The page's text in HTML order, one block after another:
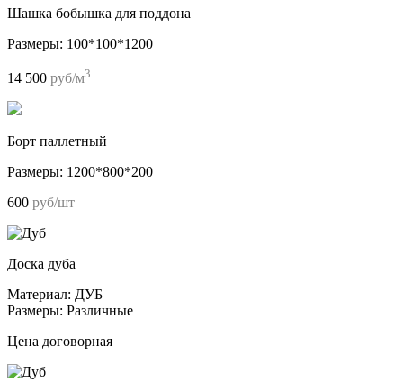
Шашка бобышка для поддона
Размеры: 100*100*1200
14 500 руб/м3
Борт паллетный
Размеры: 1200*800*200
600 руб/шт
Доска дуба
Материал: ДУБ
Размеры: Различные
Цена договорная